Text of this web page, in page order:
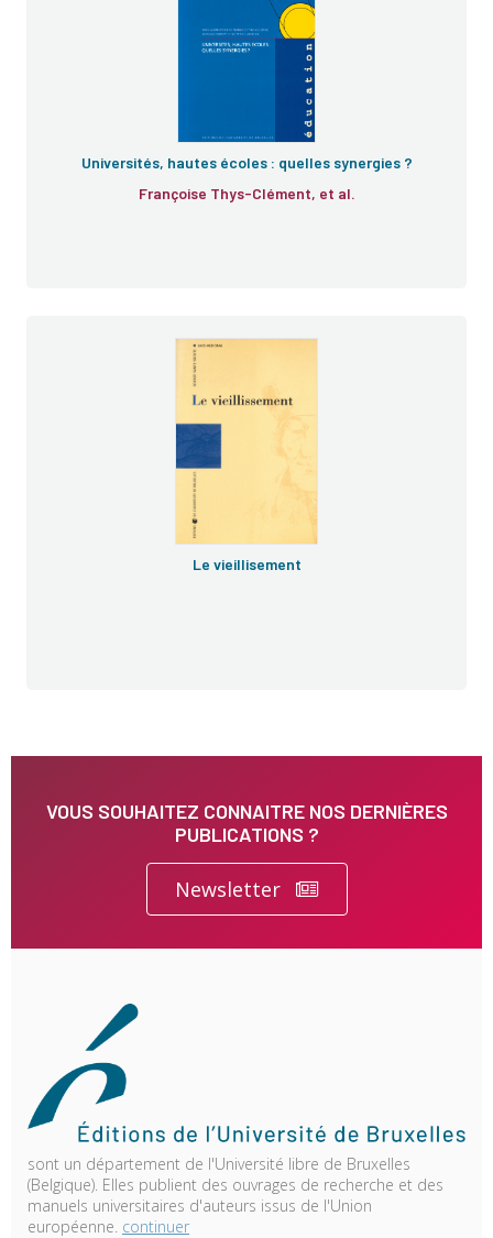
Universités, hautes écoles : quelles synergies ?
Françoise Thys-Clément, et al.
Le vieillisement
VOUS SOUHAITEZ CONNAITRE NOS DERNIÈRES
PUBLICATIONS ?
Newsletter
sont un département de l'Université libre de Bruxelles
(Belgique). Elles publient des ouvrages de recherche et des
manuels universitaires d'auteurs issus de l'Union
européenne. continuer